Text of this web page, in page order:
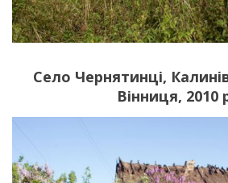
Село Чернятинці,
Вінниця, 2010